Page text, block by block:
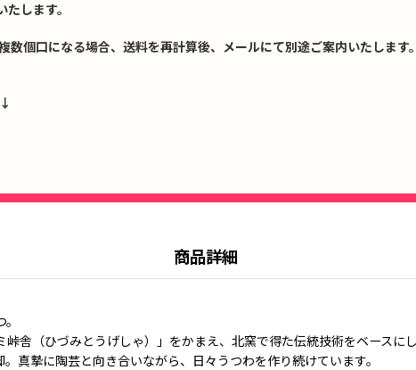
します。
個口になる場合、送料を再計算後、メールにて別途ご案内いたします
商品詳細
舎（ひづみとうげしゃ）」をかまえ、北窯で得た伝統技術をベースに
真摯に陶芸と向き合いながら、日々うつわを作り続けています。